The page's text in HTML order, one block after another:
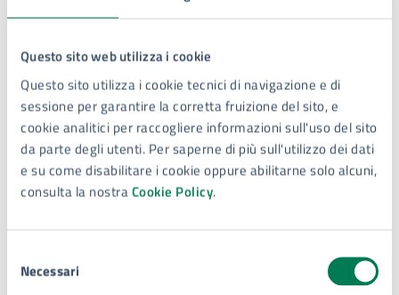
Questo sito web utilizza i cookie
Questo sito utilizza i cookie tecnici di navigazione e di
sessione per garantire la corretta fruizione del sito, e
cookie analitici per raccogliere informazioni sull'uso del sito
da parte degli utenti. Per saperne di più sull'utilizzo dei dati
e su come disabilitare i cookie oppure abilitarne solo alcuni,
consulta la nostraCookie Policy.
delNecessari
Con il supporto di:
Ufficio Segreteria e Uffici di
Presidenza del Consiglio
Comunale
Piazza Duomo, 4, 96100